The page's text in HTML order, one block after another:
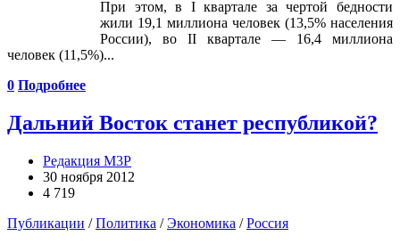
При этом, в I квартале за чертой бедности
жили 19,1 миллиона человек (13,5% населения
России), во II квартале — 16,4 миллиона
человек (11,5%)...
0 Подробнее
Дальний Восток станет республикой?
Редакция М3Р
30 ноября 2012
4 719
Публикации /Политика /Экономика /Россия